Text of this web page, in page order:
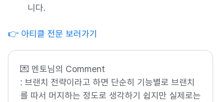
니다.
👉 아티클 전문 보러가기
💌 멘토님의 Comment
: 브랜치 전략이라고 하면 단순히 기능별로 브랜치
를 따서 머지하는 정도로 생각하기 쉽지만 실제로는